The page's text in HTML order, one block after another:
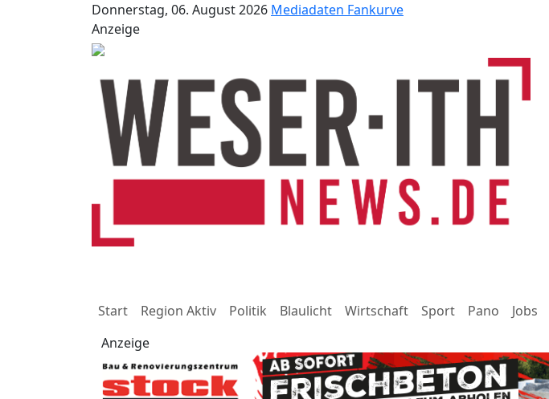
Donnerstag, 06. August 2026 Mediadaten Fankurve
Anzeige
Start Region Aktiv Politik Blaulicht Wirtschaft Sport Pano Jobs
Anzeige